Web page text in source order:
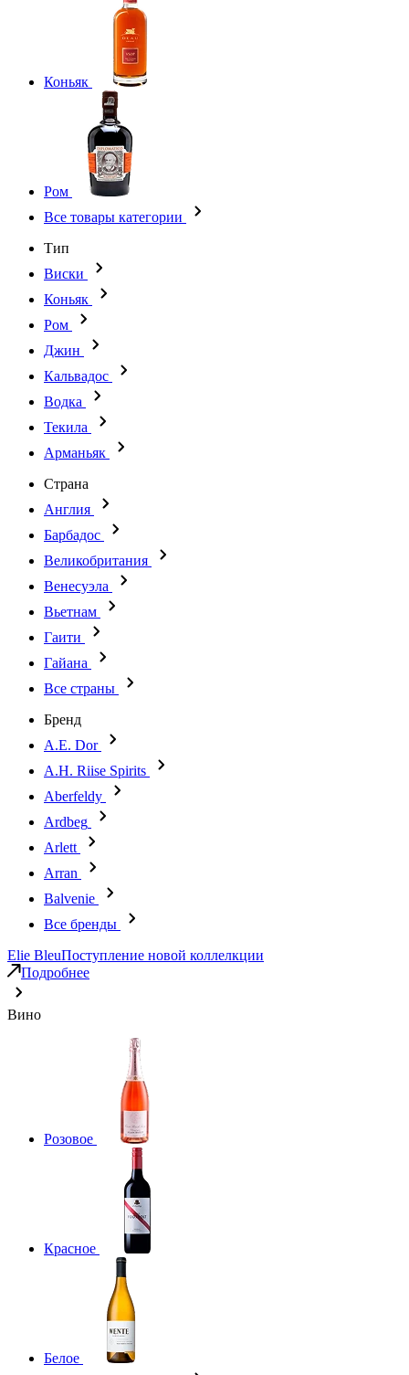
Коньяк
Ром
Все товары категории
Тип
Виски
Коньяк
Ром
Джин
Кальвадос
Водка
Текила
Арманьяк
Страна
Англия
Барбадос
Великобритания
Венесуэла
Вьетнам
Гаити
Гайана
Все страны
Бренд
A.E. Dor
A.H. Riise Spirits
Aberfeldy
Ardbeg
Arlett
Arran
Balvenie
Все бренды
Elie BleuПоступление новой коллелкции
Подробнее
Вино
Розовое
Красное
Белое